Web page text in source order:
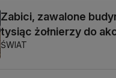
Zabici, zawalone
tysiąc żołnierzy do
ŚWIAT